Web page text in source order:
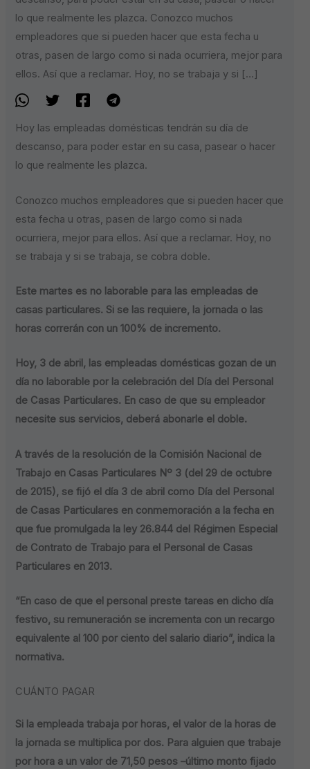
lo que realmente les plazca. Conozco muchos
empleadores que si pueden hacer que esta fecha u
otras, pasen de largo como si nada ocurriera, mejor para
ellos. Así que a reclamar. Hoy, no se trabaja y si […]
Hoy las empleadas domésticas tendrán su día de
descanso, para poder estar en su casa, pasear o hacer
lo que realmente les plazca.
Conozco muchos empleadores que si pueden hacer que
esta fecha u otras, pasen de largo como si nada
ocurriera, mejor para ellos. Así que a reclamar. Hoy, no
se trabaja y si se trabaja, se cobra doble.
Este martes es no laborable para las empleadas de
casas particulares. Si se las requiere, la jornada o las
horas correrán con un 100% de incremento.
Hoy, 3 de abril, las empleadas domésticas gozan de un
día no laborable por la celebración del Día del Personal
de Casas Particulares. En caso de que su empleador
necesite sus servicios, deberá abonarle el doble.
A través de la resolución de la Comisión Nacional de
Trabajo en Casas Particulares Nº 3 (del 29 de octubre
de 2015), se fijó el día 3 de abril como Día del Personal
de Casas Particulares en conmemoración a la fecha en
que fue promulgada la ley 26.844 del Régimen Especial
de Contrato de Trabajo para el Personal de Casas
Particulares en 2013.
“En caso de que el personal preste tareas en dicho día
festivo, su remuneración se incrementa con un recargo
equivalente al 100 por ciento del salario diario”, indica la
normativa.
CUÁNTO PAGAR
Si la empleada trabaja por horas, el valor de la horas de
la jornada se multiplica por dos. Para alguien que trabaje
por hora a un valor de 71,50 pesos –último monto fijado